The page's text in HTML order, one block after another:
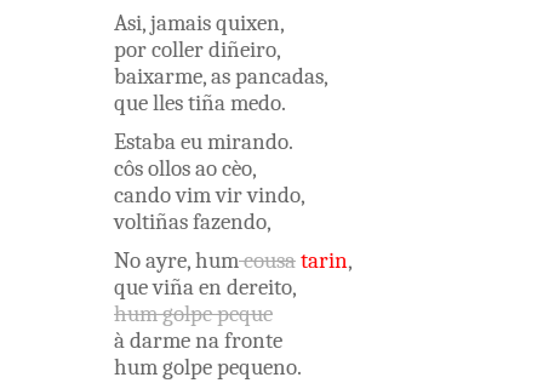
Asi,jamaisquixen,
porcollerdiñeiro,
baixarme,aspancadas,
quellestiñamedo.
Estabaeumirando.
côsollosaocèo,
candovimvirvindo,
voltiñasfazendo,
Noayre,humcousatarin,
queviñaen dereito,
humgolpepeque
àdarmenafronte
humgolpepequeno.